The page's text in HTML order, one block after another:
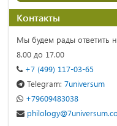
Контакты
Мы будем рады ответить
8.00 до 17.00
+7 (499) 117-03-65
Telegram: 7universum
+79609483038